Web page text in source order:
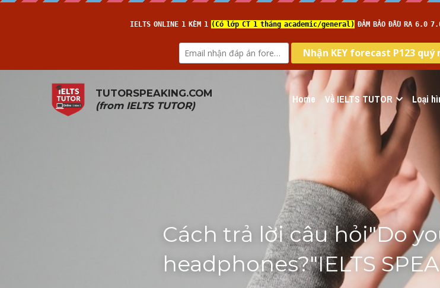
TUTORSPEAKING.COM
(from IELTS TUTOR) Home Về IELTS TUTOR Loại
Cách trả lời câu hỏi"Do
headphones?"IELTS